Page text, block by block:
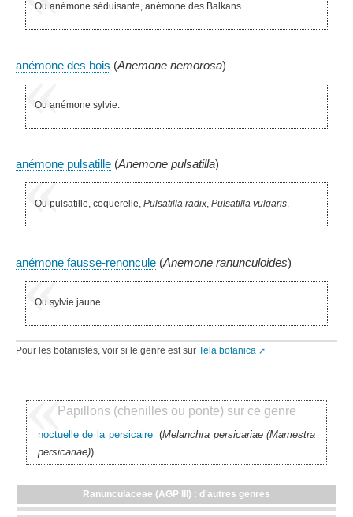
Ou anémone séduisante, anémone des Balkans.
anémone des bois (Anemone nemorosa)
Ou anémone sylvie.
anémone pulsatille (Anemone pulsatilla)
Ou pulsatille, coquerelle,Pulsatilla radix ,Pulsatilla vulgaris
anémone fausse-renoncule (Anemone ranunculoides)
Ou sylvie jaune.
Pour les botanistes, voir si le genre est sur Tela botanica
Papillons (chenilles ou ponte) sur ce genre
noctuelle de la persicaire (Melanchra persicariae (Mamestra
persicariae))
Ranunculaceae (AGP III) : d'autres genres